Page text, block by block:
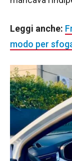
Leggi anche:
modo per